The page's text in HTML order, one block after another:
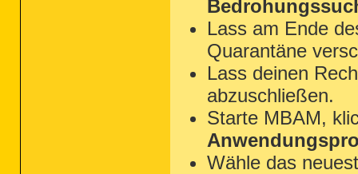
Lass am Ende
Quarantäne
Lass deinen
abzuschließen.
Starte MBAM,
Wähle das